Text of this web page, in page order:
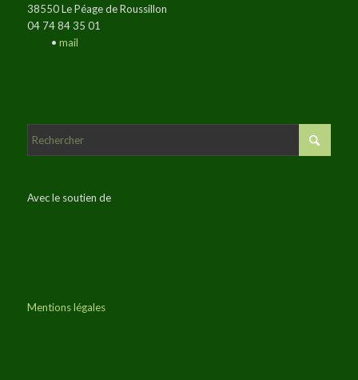
38550 Le Péage de Roussillon
04 74 84 35 01
• mail
Avec le soutien de
Mentions légales